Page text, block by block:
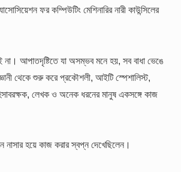
ফর কম্পিউটিং মেশিনারির নারী কাউন্সিলের
না। আপাতদৃষ্টিতে যা অসম্ভব মনে হয়, সব বাধা ভেঙে
থেকে শুরু করে প্রকৌশলী, আইটি স্পেশালিস্ট,
লেখক ও অনেক ধরনের মানুষ একসঙ্গে কাজ
নাসার হয়ে কাজ করার স্বপ্ন দেখেছিলেন।